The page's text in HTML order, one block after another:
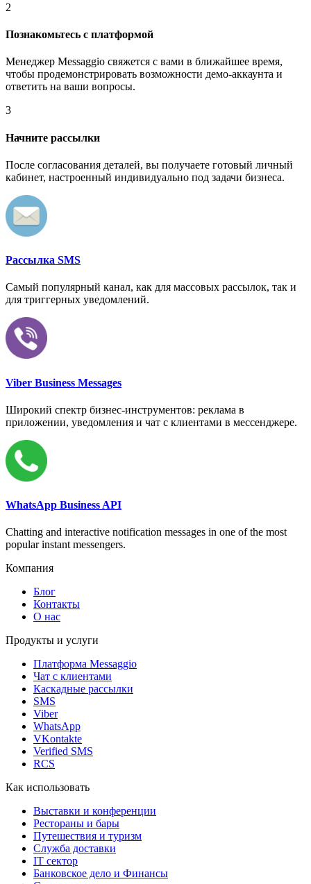
2
Познакомьтесь с платформой
Менеджер Messaggio свяжется с вами в ближайшее время,
чтобы продемонстрировать возможности демо-аккаунта и
ответить на ваши вопросы.
3
Начните рассылки
После согласования деталей, вы получаете готовый личный
кабинет, настроенный индивидуально под задачи бизнеса.
Рассылка SMS
Самый популярный канал, как для массовых рассылок, так и
для триггерных уведомлений.
Viber Business Messages
Широкий спектр бизнес-инструментов: реклама в
приложении, уведомления и чат с клиентами в мессенджере.
WhatsApp Business API
Chatting and interactive notification messages in one of the most
popular instant messengers.
Компания
Блог
Контакты
О нас
Продукты и услуги
Платформа Messaggio
Чат с клиентами
Каскадные рассылки
SMS
Viber
WhatsApp
VKontakte
Verified SMS
RCS
Как использовать
Выставки и конференции
Рестораны и бары
Путешествия и туризм
Служба доставки
IT сектор
Банковское дело и Финансы